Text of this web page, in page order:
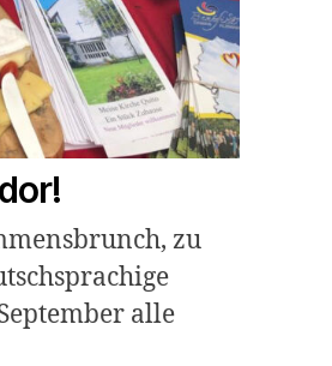
zu
alle